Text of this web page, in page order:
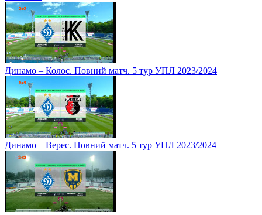
Динамо – Колос. Повний матч. 5 тур УПЛ 2023/2024
Динамо – Верес. Повний матч. 5 тур УПЛ 2023/2024